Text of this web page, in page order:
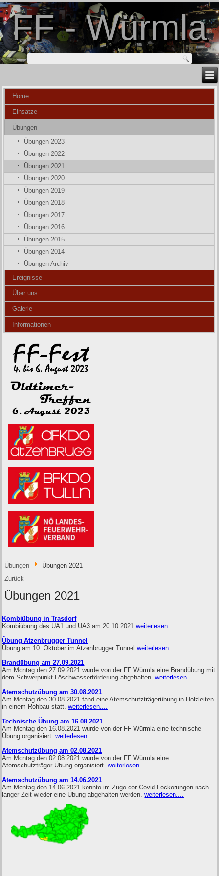
FF - Würmla
Home
Einsätze
Übungen
Übungen 2023
Übungen 2022
Übungen 2021
Übungen 2020
Übungen 2019
Übungen 2018
Übungen 2017
Übungen 2016
Übungen 2015
Übungen 2014
Übungen Archiv
Ereignisse
Über uns
Galerie
Informationen
Übungen
Übungen 2021
Zurück
Übungen 2021
Kombiübung in Trasdorf
Kombiübung des UA1 und UA3 am 20.10.2021weiterlesen....
Übung Atzenbrugger Tunnel
Übung am 10. Oktober im Atzenbrugger Tunnelweiterlesen....
Brandübung am 27.09.2021
Am Montag den 27.09.2021 wurde von der FF Würmla eine Brandübung mit
dem Schwerpunkt Löschwasserförderung abgehalten.weiterlesen....
Atemschutzübung am 30.08.2021
Am Montag den 30.08.2021 fand eine Atemschutzträgerübung in Holzleiten
in einem Rohbau statt.weiterlesen....
Technische Übung am 16.08.2021
Am Montag den 16.08.2021 wurde von der FF Würmla eine technische
Übung organisiert.weiterlesen....
Atemschutzübung am 02.08.2021
Am Montag den 02.08.2021 wurde von der FF Würmla eine
Atemschutzträger Übung organisiert.weiterlesen....
Atemschutzübung am 14.06.2021
Am Montag den 14.06.2021 konnte im Zuge der Covid Lockerungen nach
langer Zeit wieder eine Übung abgehalten werden.weiterlesen....